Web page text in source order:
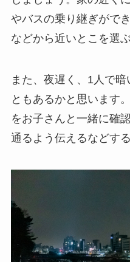
やバスの乗り継ぎがで
などから近いとこを選
また、夜遅く、1人で
ともあるかと思います
をお子さんと一緒に確
通るよう伝えるなどす